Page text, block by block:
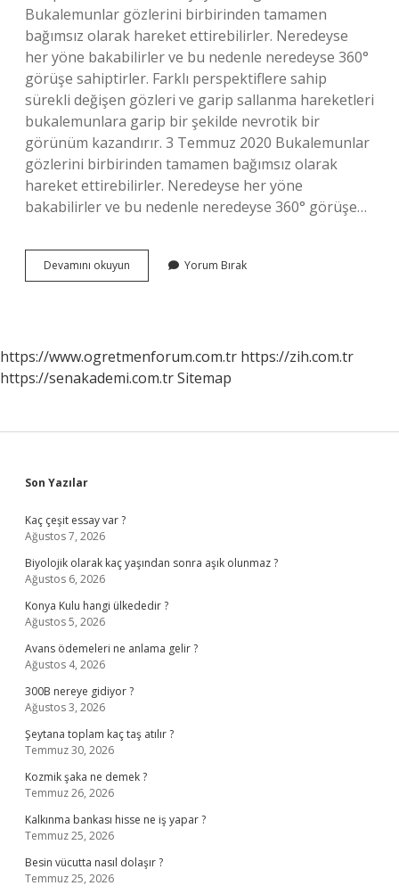
Bukalemunlar gözlerini birbirinden tamamen
bağımsız olarak hareket ettirebilirler. Neredeyse
her yöne bakabilirler ve bu nedenle neredeyse 360°
görüşe sahiptirler. Farklı perspektiflere sahip
sürekli değişen gözleri ve garip sallanma hareketleri
bukalemunlara garip bir şekilde nevrotik bir
görünüm kazandırır. 3 Temmuz 2020 Bukalemunlar
gözlerini birbirinden tamamen bağımsız olarak
hareket ettirebilirler. Neredeyse her yöne
bakabilirler ve bu nedenle neredeyse 360° görüşe…
Devamını okuyun Bukalemun
Nasıl
Yorum Bırak
https://www.ogretmenforum.com.tr https://zih.com.tr
https://senakademi.com.trSitemap
Sidebar
Son Yazılar
Kaç çeşit essay var ?
Ağustos 7, 2026
Biyolojik olarak kaç yaşından sonra aşık olunmaz ?
Ağustos 6, 2026
Konya Kulu hangi ülkededir ?
Ağustos 5, 2026
Avans ödemeleri ne anlama gelir ?
Ağustos 4, 2026
300B nereye gidiyor ?
Ağustos 3, 2026
Şeytana toplam kaç taş atılır ?
Temmuz 30, 2026
Kozmik şaka ne demek ?
Temmuz 26, 2026
Kalkınma bankası hisse ne iş yapar ?
Temmuz 25, 2026
Besin vücutta nasıl dolaşır ?
Temmuz 25, 2026